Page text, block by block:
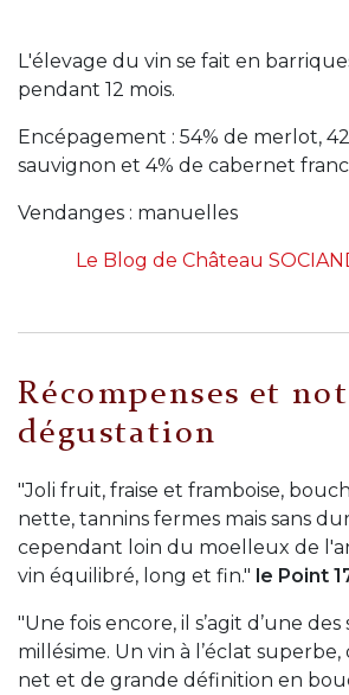
L'élevage du vin se fait en
pendant 12 mois.
Encépagement : 54% de merlot,
sauvignon et 4% de cabernet franc
Vendanges : manuelles
Le Blog de Château
Récompenses et
dégustation
"Joli fruit, fraise et framboise,
nette, tannins fermes mais sans
cependant loin du moelleux de
vin équilibré, long et fin." le Point
"Une fois encore, il s’agit d’une des
millésime. Un vin à l’éclat
net et de grande définition en